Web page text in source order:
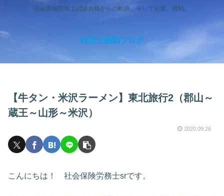
社会保険労務士試験合格からの軌跡、そして起業、挑戦。
社労士挑戦ブログ
【牛タン・米沢ラーメン】東北旅行2（郡山～
蔵王～山形～米沢）
2020.09.26
こんにちは！ 社会保険労務士srです。